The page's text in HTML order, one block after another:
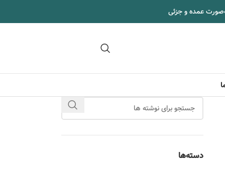
عمده و جزئی
دسته‌ها